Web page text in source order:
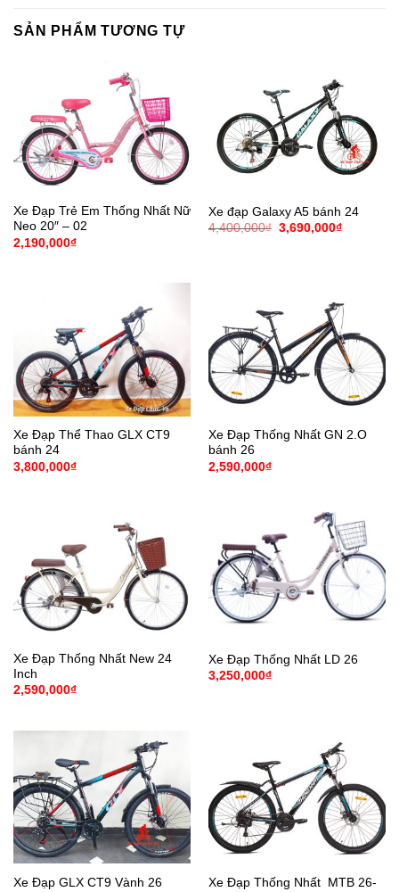
SẢN PHẨM TƯƠNG TỰ
Xe Đạp Trẻ Em Thống Nhất Nữ
Neo 20″ – 02
2,190,000₫
Xe đạp Galaxy A5 bánh 24
4,400,000₫ Giá
3,690,000₫Giá
Xe Đạp Thể Thao GLX CT9
bánh 24
3,800,000₫
Xe Đạp Thống Nhất GN 2.O
bánh 26
2,590,000₫
Xe Đạp Thống Nhất New 24
Inch
2,590,000₫
Xe Đạp Thống Nhất LD 26
3,250,000₫
Xe Đạp GLX CT9 Vành 26
Xe Đạp Thống Nhất MTB 26-